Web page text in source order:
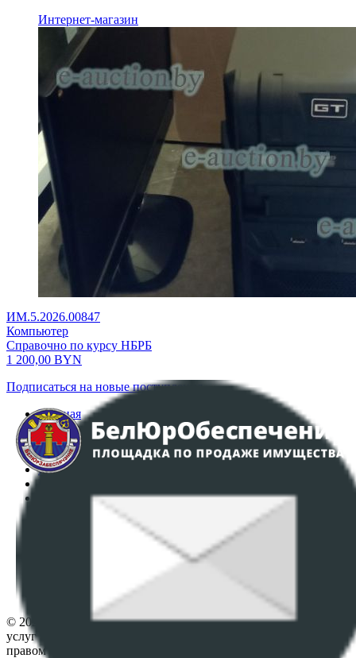
Интернет-магазин
ИМ.5.2026.00847
Компьютер
Справочно по курсу НБРБ
1 200,00 BYN
Подписаться на новые поступления
Главная
Аукционы
Интернет-магазин
Регламент организации и проведения торгов
Политика в отношении обработки персональных
ПОЛОЖЕНИЕ О ПОЛИТИКЕ ОБРАБОТКИ COOKIE-
Настройки cookie-файлов
© 2026 Республиканское унитарное предприятие по оказанию
услуг "БелЮрОбеспечение" - Все права защищены авторским
правом